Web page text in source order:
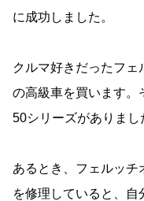
に成功しました。
クルマ好きだったフェ
の高級車を買います。
50シリーズがありまし
あるとき、フェルッチ
を修理していると、